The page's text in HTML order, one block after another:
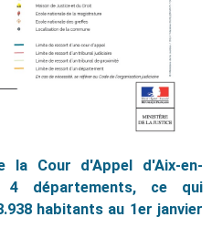
Cour d'Appel d'Aix-en-
4 départements, ce qui
habitants au 1er janvier